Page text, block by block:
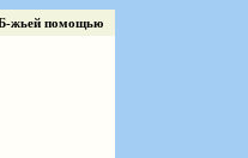
жьей помощью